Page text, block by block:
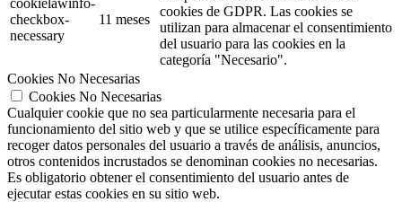
checkbox-
necessary
11 meses
cookies de GDPR. Las cookies se
utilizan para almacenar el consentimiento
del usuario para las cookies en la
categoría "Necesario".
Cookies No Necesarias
Cookies No Necesarias
Cualquier cookie que no sea particularmente necesaria para el
funcionamiento del sitio web y que se utilice específicamente para
recoger datos personales del usuario a través de análisis, anuncios,
otros contenidos incrustados se denominan cookies no necesarias.
Es obligatorio obtener el consentimiento del usuario antes de
ejecutar estas cookies en su sitio web.